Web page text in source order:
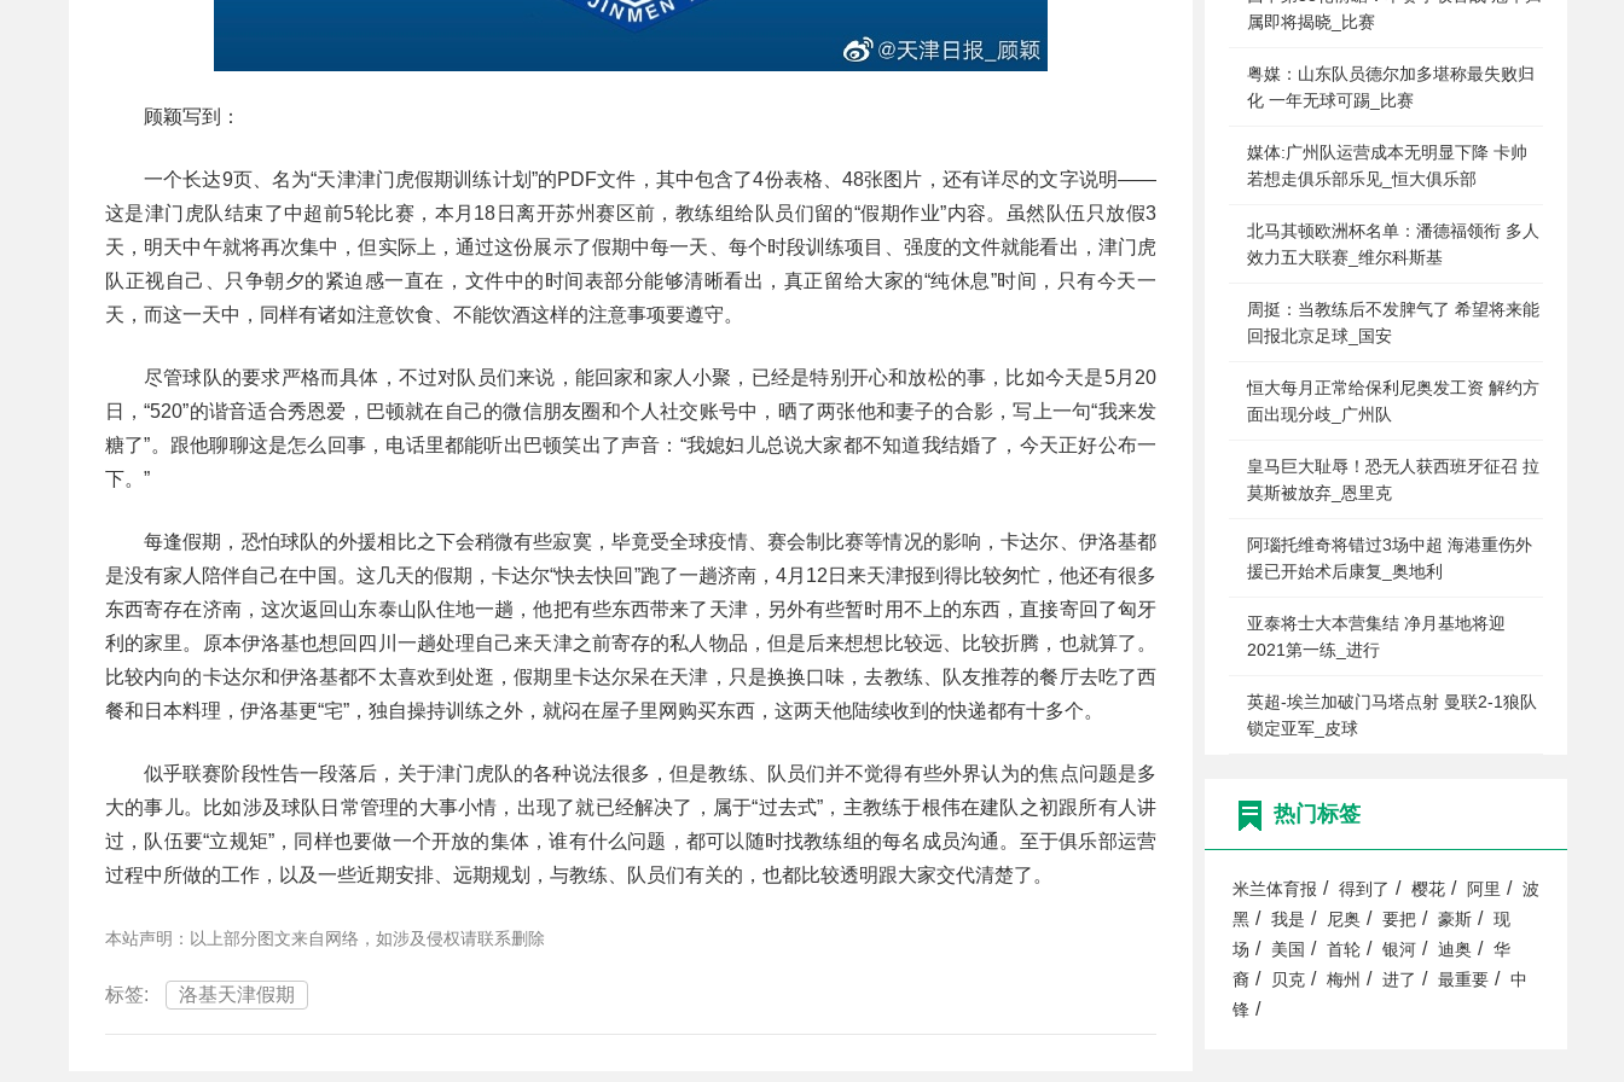
顾颖写到：
一个长达9页、名为“天津津门虎假期训练计划”的PDF文件，其中包含了4份表格、48张图片，还有详尽的文字说明——
这是津门虎队结束了中超前5轮比赛，本月18日离开苏州赛区前，教练组给队员们留的“假期作业”内容。虽然队伍只放假3
天，明天中午就将再次集中，但实际上，通过这份展示了假期中每一天、每个时段训练项目、强度的文件就能看出，津门虎
队正视自己、只争朝夕的紧迫感一直在，文件中的时间表部分能够清晰看出，真正留给大家的“纯休息”时间，只有今天一
天，而这一天中，同样有诸如注意饮食、不能饮酒这样的注意事项要遵守。
尽管球队的要求严格而具体，不过对队员们来说，能回家和家人小聚，已经是特别开心和放松的事，比如今天是5月20
日，“520”的谐音适合秀恩爱，巴顿就在自己的微信朋友圈和个人社交账号中，晒了两张他和妻子的合影，写上一句“我来发
糖了”。跟他聊聊这是怎么回事，电话里都能听出巴顿笑出了声音：“我媳妇儿总说大家都不知道我结婚了，今天正好公布一
下。”
每逢假期，恐怕球队的外援相比之下会稍微有些寂寞，毕竟受全球疫情、赛会制比赛等情况的影响，卡达尔、伊洛基都
是没有家人陪伴自己在中国。这几天的假期，卡达尔“快去快回”跑了一趟济南，4月12日来天津报到得比较匆忙，他还有很多
东西寄存在济南，这次返回山东泰山队住地一趟，他把有些东西带来了天津，另外有些暂时用不上的东西，直接寄回了匈牙
利的家里。原本伊洛基也想回四川一趟处理自己来天津之前寄存的私人物品，但是后来想想比较远、比较折腾，也就算了。
比较内向的卡达尔和伊洛基都不太喜欢到处逛，假期里卡达尔呆在天津，只是换换口味，去教练、队友推荐的餐厅去吃了西
餐和日本料理，伊洛基更“宅”，独自操持训练之外，就闷在屋子里网购买东西，这两天他陆续收到的快递都有十多个。
似乎联赛阶段性告一段落后，关于津门虎队的各种说法很多，但是教练、队员们并不觉得有些外界认为的焦点问题是多
大的事儿。比如涉及球队日常管理的大事小情，出现了就已经解决了，属于“过去式”，主教练于根伟在建队之初跟所有人讲
过，队伍要“立规矩”，同样也要做一个开放的集体，谁有什么问题，都可以随时找教练组的每名成员沟通。至于俱乐部运营
过程中所做的工作，以及一些近期安排、远期规划，与教练、队员们有关的，也都比较透明跟大家交代清楚了。
本站声明：以上部分图文来自网络，如涉及侵权请联系删除
标签: 洛基天津假期
属即将揭晓_比赛
粤媒：山东队员德尔加多堪称最失败归
化 一年无球可踢_比赛
媒体:广州队运营成本无明显下降 卡帅
若想走俱乐部乐见_恒大俱乐部
北马其顿欧洲杯名单：潘德福领衔 多人
效力五大联赛_维尔科斯基
周挺：当教练后不发脾气了 希望将来能
回报北京足球_国安
恒大每月正常给保利尼奥发工资 解约方
面出现分歧_广州队
皇马巨大耻辱！恐无人获西班牙征召 拉
莫斯被放弃_恩里克
阿瑙托维奇将错过3场中超 海港重伤外
援已开始术后康复_奥地利
亚泰将士大本营集结 净月基地将迎
2021第一练_进行
英超-埃兰加破门马塔点射 曼联2-1狼队
锁定亚军_皮球
热门标签
米兰体育报 / 得到了 / 樱花 / 阿里 /
波
黑 / 我是 / 尼奥 / 要把 / 豪斯 /
现
场 / 美国 / 首轮 / 银河 / 迪奥 /
华
裔 / 贝克 / 梅州 / 进了 / 最重要 /
中
锋 /